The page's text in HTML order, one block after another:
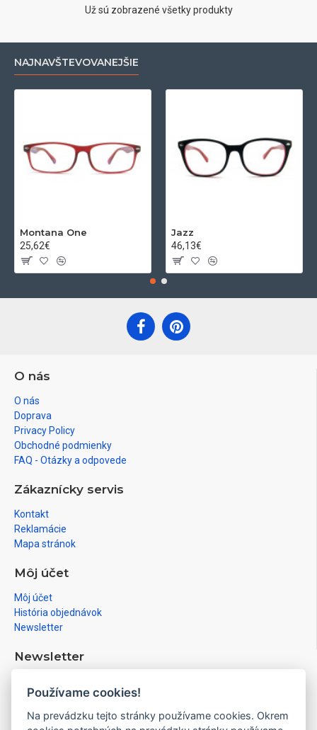
Už sú zobrazené všetky produkty
NAJNAVŠTEVOVANEJŠIE
Montana One
25,62€
Jazz
46,13€
O nás
O nás
Doprava
Privacy Policy
Obchodné podmienky
FAQ - Otázky a odpovede
Zákaznícky servis
Kontakt
Reklamácie
Mapa stránok
Môj účet
Môj účet
História objednávok
Newsletter
Newsletter
Prihlásiť
Používame cookies!
Na prevádzku tejto stránky používame cookies. Okrem